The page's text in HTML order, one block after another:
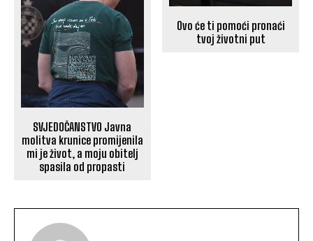
SVJEDOČANSTVO Javna
molitva krunice promijenila
mi je život, a moju obitelj
spasila od propasti
Ovo će ti pomoći pronaći
tvoj životni put